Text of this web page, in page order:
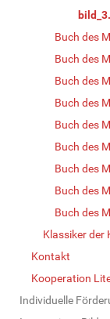
Buch des
Buch des
Buch des
Buch des
Buch des
Buch des
Buch des
Buch des
Buch des
Klassiker der
Kontakt
Kooperation
Individuelle